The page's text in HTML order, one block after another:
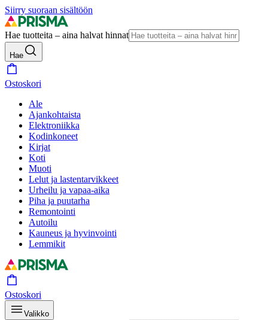
Siirry suoraan sisältöön
Hae tuotteita – aina halvat hinnat
Hae
Ostoskori
Ale
Ajankohtaista
Elektroniikka
Kodinkoneet
Kirjat
Koti
Muoti
Lelut ja lastentarvikkeet
Urheilu ja vapaa-aika
Piha ja puutarha
Remontointi
Autoilu
Kauneus ja hyvinvointi
Lemmikit
Ostoskori
Valikko